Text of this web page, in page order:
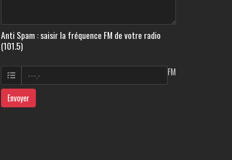
Anti Spam : saisir la fréquence FM de votre radio
(101.5)
FM
Envoyer